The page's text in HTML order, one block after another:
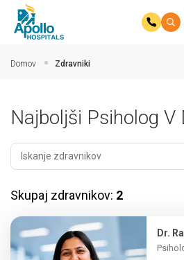
Domov Zdravniki
Najboljši Psiholog V
Skupaj zdravnikov: 2
Dr.